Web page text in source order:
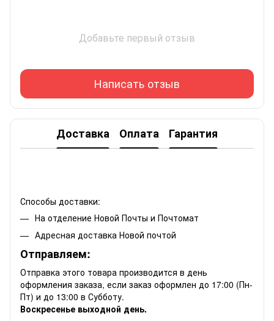
Добавьте первый отзыв
Написать отзыв
Доставка Оплата Гарантия
Способы доставки:
На отделение Новой Почты и Почтомат
Адресная доставка Новой почтой
Отправляем:
Отправка этого товара производится в день
оформления заказа, если заказ оформлен до 17:00 (Пн-
Пт) и до 13:00 в Субботу.
Воскресенье выходной день.